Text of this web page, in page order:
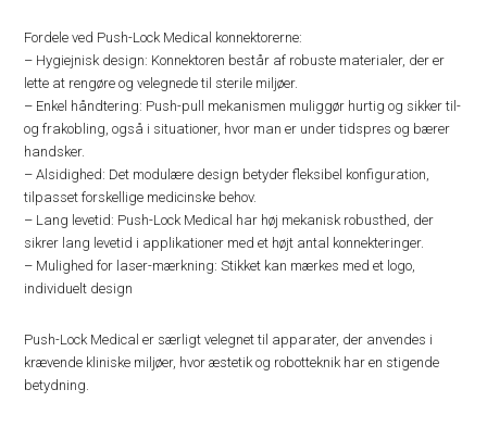
Fordele ved Push-Lock Medical konnektorerne:
– Hygiejnisk design: Konnektoren består af robuste materialer, der er
lette at rengøre og velegnede til sterile miljøer.
– Enkel håndtering: Push-pull mekanismen muliggør hurtig og sikker til-
og frakobling, også i situationer, hvor man er under tidspres og bærer
handsker.
– Alsidighed: Det modulære design betyder fleksibel konfiguration,
tilpasset forskellige medicinske behov.
– Lang levetid: Push-Lock Medical har høj mekanisk robusthed, der
sikrer lang levetid i applikationer med et højt antal konnekteringer.
– Mulighed for laser-mærkning: Stikket kan mærkes med et logo,
individuelt design
Push-Lock Medical er særligt velegnet til apparater, der anvendes i
krævende kliniske miljøer, hvor æstetik og robotteknik har en stigende
betydning.